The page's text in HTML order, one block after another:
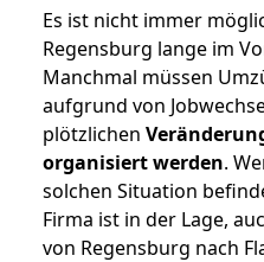
Es ist nicht immer
Regensburg lange im
Manchmal müssen
aufgrund von
plötzlichen
organisiert werden.
solchen Situation
Firma ist in der Lage,
von Regensburg nach